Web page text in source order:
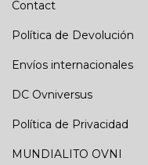
Contact
Política de Devolución
Envíos internacionales
DC Ovniversus
Política de Privacidad
MUNDIALITO OVNI